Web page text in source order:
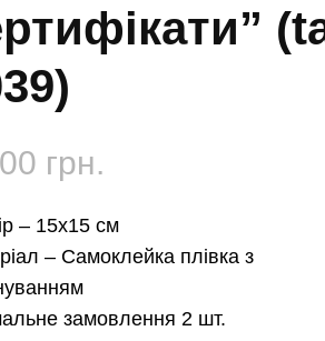
грн.
– 15х15 см
– Самоклейка плівка з
замовлення 2 шт.